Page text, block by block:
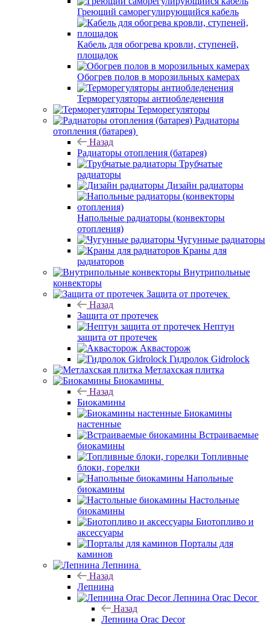
Греющий саморегулирующийся кабель
Кабель для обогрева кровли, ступеней,
площадок
Обогрев полов в морозильных камерах
Терморегуляторы антиобледенения
Терморегуляторы
Радиаторы
отопления (батарея)
Назад
Радиаторы отопления (батарея)
Трубчатые
радиаторы
Дизайн радиаторы
Напольные радиаторы (конвекторы
отопления)
Чугунные радиаторы
Краны для
радиаторов
Внутрипольные
конвекторы
Защита от протечек
Назад
Защита от протечек
Нептун
защита от протечек
Аквасторож
Гидролок Gidrolock
Метлахская плитка
Биокамины
Назад
Биокамины
Биокамины
настенные
Встраиваемые
биокамины
Топливные
блоки, горелки
Напольные
биокамины
Настольные
биокамины
Биотопливо и
аксессуары
Порталы для
каминов
Лепнина
Назад
Лепнина
Лепнина Orac Decor
Назад
Лепнина Orac Decor